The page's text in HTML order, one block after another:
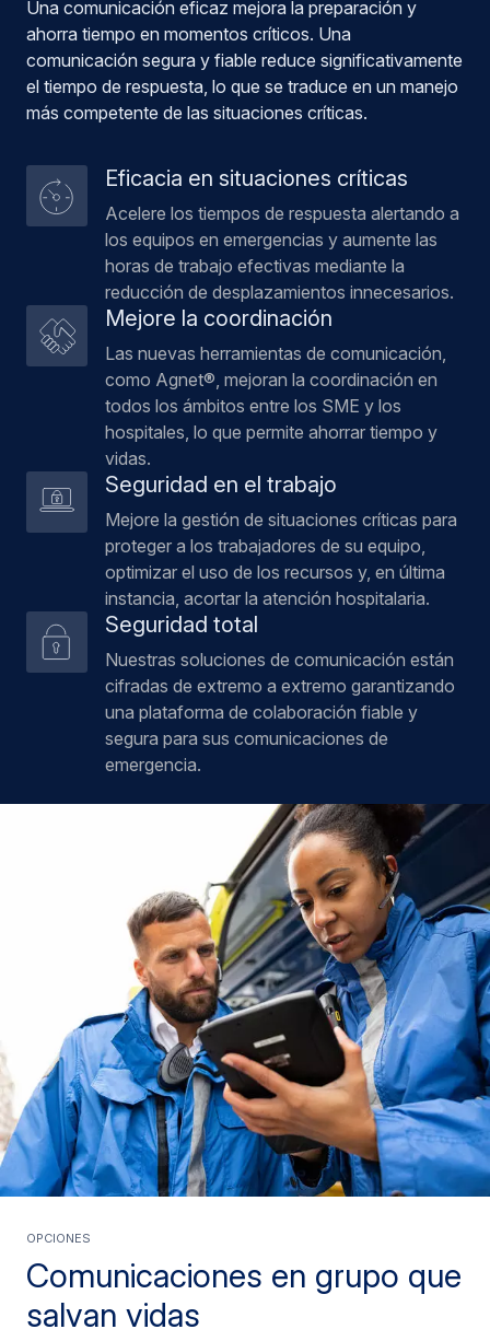
Una comunicación eficaz mejora la preparación y
ahorra tiempo en momentos críticos. Una
comunicación segura y fiable reduce significativamente
el tiempo de respuesta, lo que se traduce en un manejo
más competente de las situaciones críticas.
Eficacia en situaciones críticas
Acelere los tiempos de respuesta alertando a
los equipos en emergencias y aumente las
horas de trabajo efectivas mediante la
reducción de desplazamientos innecesarios.
Mejore la coordinación
Las nuevas herramientas de comunicación,
como Agnet®, mejoran la coordinación en
todos los ámbitos entre los SME y los
hospitales, lo que permite ahorrar tiempo y
vidas.
Seguridad en el trabajo
Mejore la gestión de situaciones críticas para
proteger a los trabajadores de su equipo,
optimizar el uso de los recursos y, en última
instancia, acortar la atención hospitalaria.
Seguridad total
Nuestras soluciones de comunicación están
cifradas de extremo a extremo garantizando
una plataforma de colaboración fiable y
segura para sus comunicaciones de
emergencia.
Comunicaciones en grupo que
salvan vidas
OPCIONES